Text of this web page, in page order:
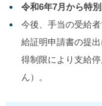
令和6年7月から特
今後、手当の受給
給証明申請書の提
得制限により支給
ん）。